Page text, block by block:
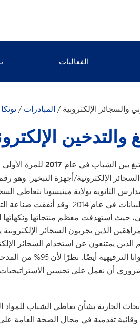
جدول اجتماعات منظمة «تونكا كيرز»
الفعاليات
/ المبادرات / والسجائر الإلكترونية
والتدخين
عام 2017 للمرة الأولى منذ 17 عامًا
الإلكترونية/أجهزة التبخير. وهو
بولاية مينيسوتا بتعاطي
حيث استهدفت معظم منتجاتها
الذين يجربون السجائر الإلكترونية
الذين يمتنعون عن استخدام السجائر
الترفيهية أيضًا.
نظرًا لأن 95%
أن نعمل على تحسين الاستراتيجيات
الجارية بشأن تعاطي الشباب
وقائية تقدمية في مجال الصحة العامة